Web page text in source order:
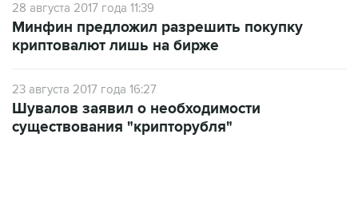
28 августа 2017 года 11:39
Минфин предложил разрешить покупку
криптовалют лишь на бирже
23 августа 2017 года 16:27
Шувалов заявил о необходимости
существования "крипторубля"